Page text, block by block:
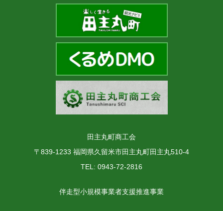
田主丸町商工会
〒839-1233 福岡県久留米市田主丸町田主丸510-4
TEL: 0943-72-2816
伴走型小規模事業者支援推進事業